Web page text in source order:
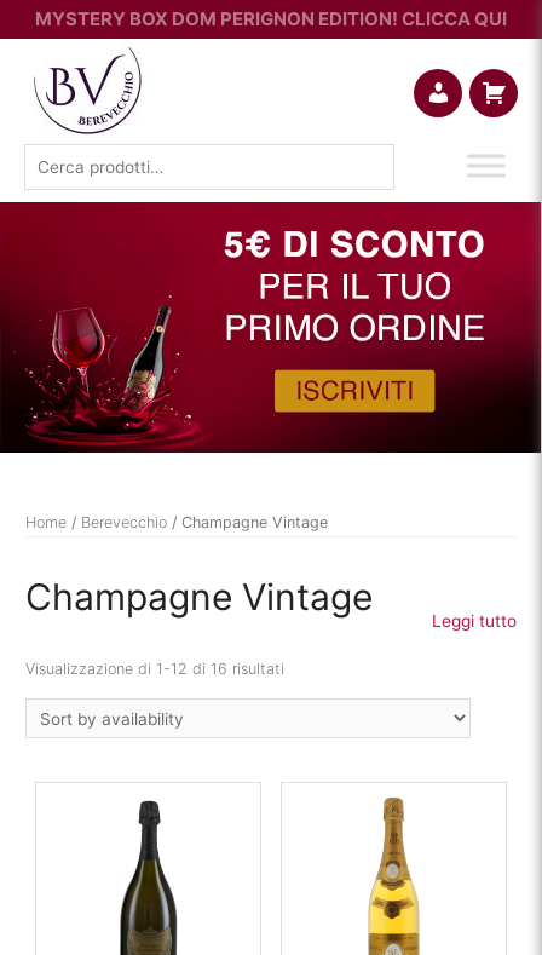
MYSTERY BOX DOM PERIGNON EDITION! CLICCA QUI
Cerca:
Home / Berevecchio / Champagne Vintage
Champagne Vintage
Leggi tutto
Visualizzazione di 1-12 di 16 risultati